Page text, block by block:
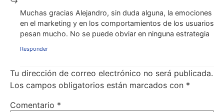
Muchas gracias Alejandro, sin duda alguna, la emociones
en el marketing y en los comportamientos de los usuarios
pesan mucho. No se puede obviar en ninguna estrategia
Responder
Tu dirección de correo electrónico no será publicada.
Los campos obligatorios están marcados con *
Comentario *